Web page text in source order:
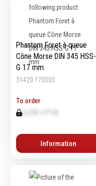
Phantom Foret à queue
Cône Morse DIN 345 HSS-
G 17 mm
31420.170000
To order
0,00€ HTVA
Information